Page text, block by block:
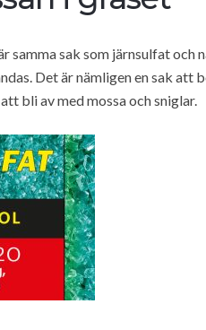
samma sak som järnsulfat
Det är nämligen en sak att
bli av med mossa och sniglar.